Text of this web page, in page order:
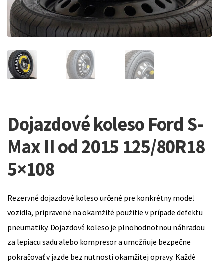
Dojazdové koleso Ford S-
Max II od 2015 125/80R18
5×108
Rezervné dojazdové koleso určené pre konkrétny model
vozidla, pripravené na okamžité použitie v prípade defektu
pneumatiky. Dojazdové koleso je plnohodnotnou náhradou
za lepiacu sadu alebo kompresor a umožňuje bezpečne
pokračovať v jazde bez nutnosti okamžitej opravy. Každé